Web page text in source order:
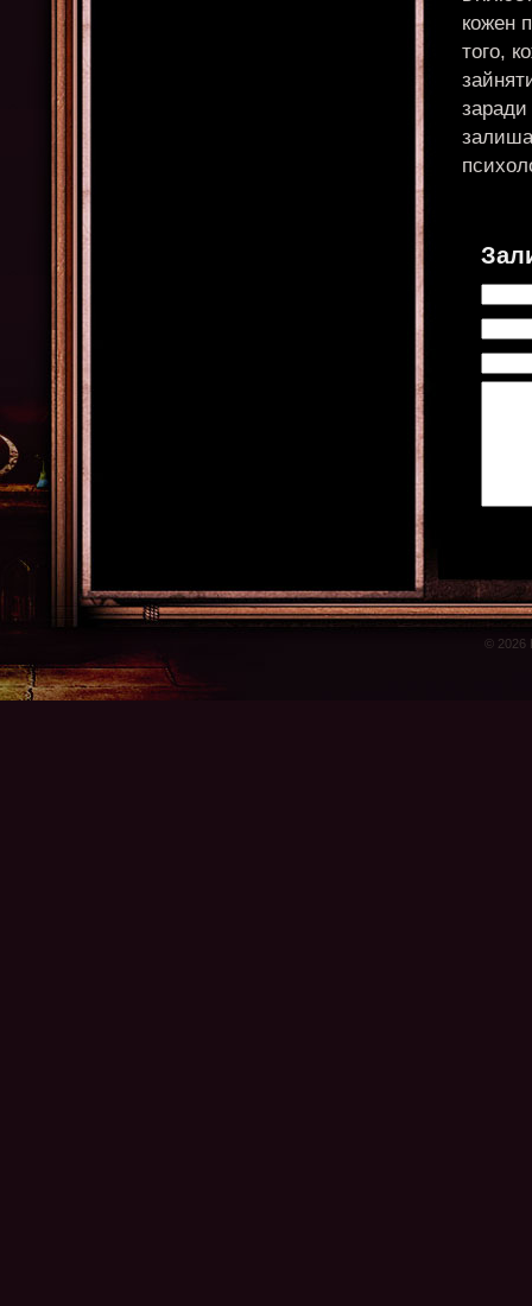
кожен
того,
заради
© 2026